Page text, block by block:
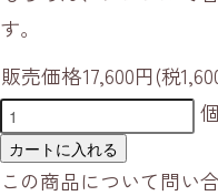
す。
販売価格17,600円(税
個
カートに入れる
この商品について問い